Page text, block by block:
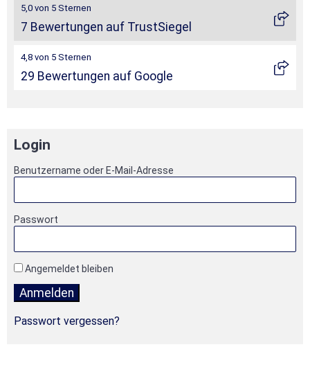
5,0 von 5 Sternen
7 Bewertungen auf TrustSiegel
4,8 von 5 Sternen
29 Bewertungen auf Google
Login
Benutzername oder E-Mail-Adresse
Passwort
Angemeldet bleiben
Passwort vergessen?